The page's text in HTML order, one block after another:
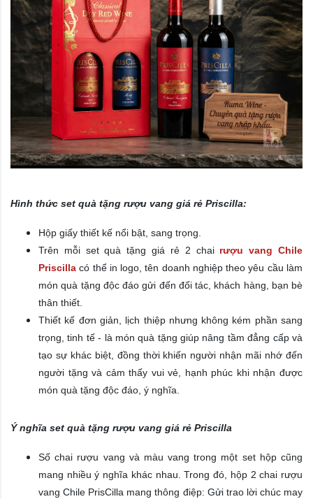
Hình thức set quà tặng rượu vang giá rẻ Priscilla:
Hộp giấy thiết kế nổi bật, sang trọng.
​Trên mỗi set quà tặng giá rẻ 2 chai rượu vang Chile
Priscilla có thể in logo, tên doanh nghiệp theo yêu cầu làm
món quà tặng độc đáo gửi đến đối tác, khách hàng, bạn bè
thân thiết.
Thiết kế đơn giản, lịch thiệp nhưng không kém phần sang
trọng, tinh tế - là món quà tặng giúp nâng tầm đẳng cấp và
tạo sự khác biệt, đồng thời khiến người nhận mãi nhớ đến
người tặng và cảm thấy vui vẻ, hạnh phúc khi nhận được
món quà tặng độc đáo, ý nghĩa.
Ý nghĩa set quà tặng rượu vang giá rẻ Priscilla
Số chai rượu vang và màu vang trong một set hộp cũng
mang nhiều ý nghĩa khác nhau. Trong đó, hộp 2 chai rượu
vang Chile PrisCilla mang thông điệp: Gửi trao lời chúc may